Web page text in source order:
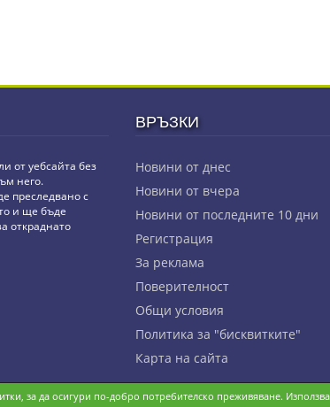
от уебсайта без
него.
преследвано с
и ще бъде
откраднато
ВРЪЗКИ
Новини от днес
Новини от вчера
Новини от последните 10 дни
Регистрация
За реклама
Πoвepитeлнocт
Общи условия
Политика за "бисквитките"
Карта на сайта
за да осигури по-добро потребителско преживяване.